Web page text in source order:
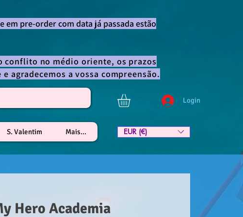
Login
pre-order com data já passada estão
conflito no médio oriente, os prazos
agradecemos a vossa compreensão.
S. Valentim Mais... EUR (€)
Hero Academia